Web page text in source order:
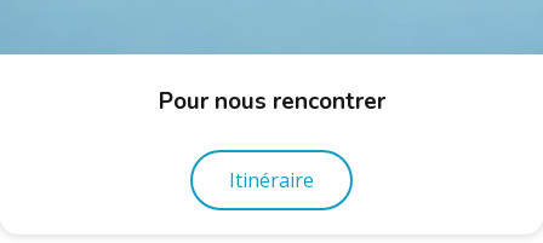
Pour nous rencontrer
Itinéraire